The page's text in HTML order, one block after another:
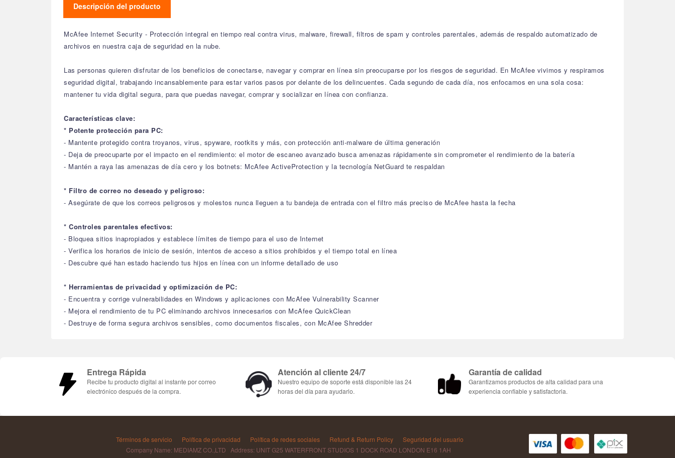
Descripción del producto
McAfee Internet Security - Protección integral en tiempo real contra virus, malware, firewall, filtros de spam y controles parentales, además de respaldo automatizado de
archivos en nuestra caja de seguridad en la nube.
Las personas quieren disfrutar de los beneficios de conectarse, navegar y comprar en línea sin preocuparse por los riesgos de seguridad. En McAfee vivimos y respiramos
seguridad digital, trabajando incansablemente para estar varios pasos por delante de los delincuentes. Cada segundo de cada día, nos enfocamos en una sola cosa:
mantener tu vida digital segura, para que puedas navegar, comprar y socializar en línea con confianza.
Características clave:
* Potente protección para PC:
- Mantente protegido contra troyanos, virus, spyware, rootkits y más, con protección anti-malware de última generación
- Deja de preocuparte por el impacto en el rendimiento: el motor de escaneo avanzado busca amenazas rápidamente sin comprometer el rendimiento de la batería
- Mantén a raya las amenazas de día cero y los botnets: McAfee ActiveProtection y la tecnología NetGuard te respaldan
* Filtro de correo no deseado y peligroso:
- Asegúrate de que los correos peligrosos y molestos nunca lleguen a tu bandeja de entrada con el filtro más preciso de McAfee hasta la fecha
* Controles parentales efectivos:
- Bloquea sitios inapropiados y establece límites de tiempo para el uso de Internet
- Verifica los horarios de inicio de sesión, intentos de acceso a sitios prohibidos y el tiempo total en línea
- Descubre qué han estado haciendo tus hijos en línea con un informe detallado de uso
* Herramientas de privacidad y optimización de PC:
- Encuentra y corrige vulnerabilidades en Windows y aplicaciones con McAfee Vulnerability Scanner
- Mejora el rendimiento de tu PC eliminando archivos innecesarios con McAfee QuickClean
- Destruye de forma segura archivos sensibles, como documentos fiscales, con McAfee Shredder
Entrega Rápida
Recibe tu producto digital al instante por correo
electrónico después de la compra.
Atención al cliente 24/7
Nuestro equipo de soporte está disponible las 24
horas del día para ayudarlo.
Garantía de calidad
Garantizamos productos de alta calidad para una
experiencia confiable y satisfactoria.
Términos de servicio Política de privacidad Política de redes sociales Refund & Return Policy
Seguridad del usuario
Company Name: MEDIAMZ CO.,LTD Address: UNIT G25 WATERFRONT STUDIOS 1 DOCK ROAD LONDON E16 1AH